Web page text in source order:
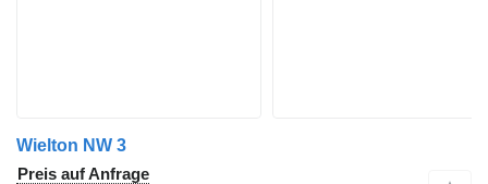
Wielton NW 3
Preis auf Anfrage